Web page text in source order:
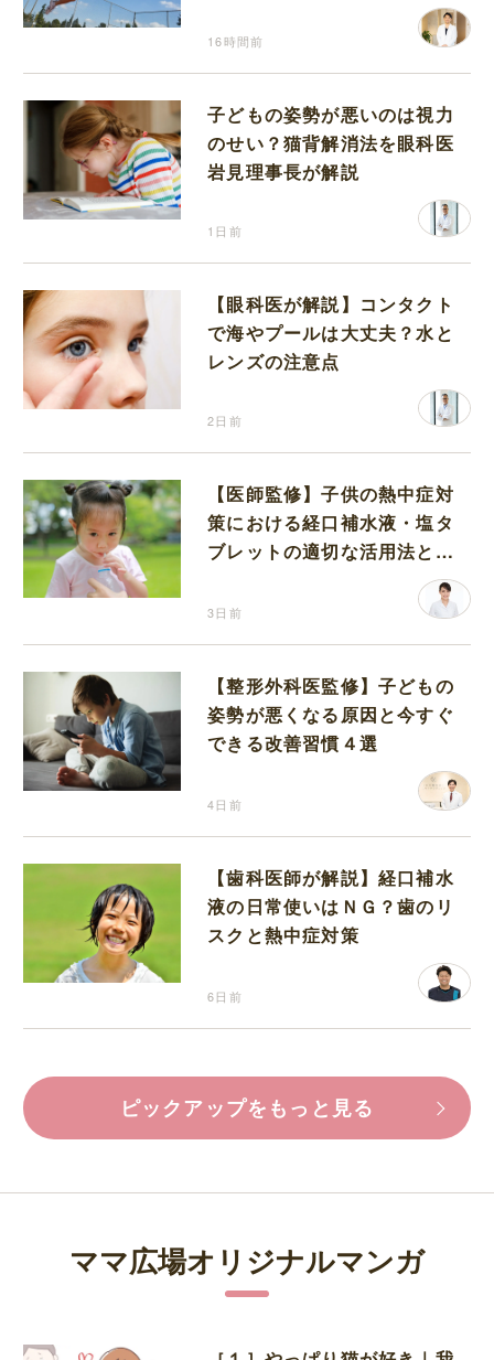
16時間前
子どもの姿勢が悪いのは視力
のせい？猫背解消法を眼科医
岩見理事長が解説
1日前
【眼科医が解説】コンタクト
で海やプールは大丈夫？水と
レンズの注意点
2日前
【医師監修】子供の熱中症対
策における経口補水液・塩タ
ブレットの適切な活用法と水
3日前
【整形外科医監修】子どもの
姿勢が悪くなる原因と今すぐ
できる改善習慣４選
4日前
【歯科医師が解説】経口補水
液の日常使いはＮＧ？歯のリ
スクと熱中症対策
6日前
ピックアップをもっと見る
ママ広場オリジナルマンガ